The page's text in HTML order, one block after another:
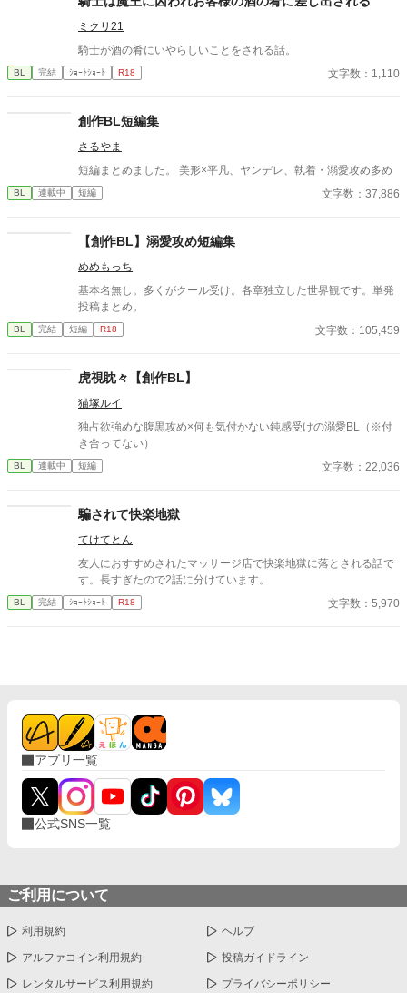
ミクリ21
騎士が酒の肴にいやらしいことをされる話。
BL 完結 ｼｮｰﾄｼｮｰﾄ R18 文字数：1,110
創作BL短編集
さるやま
短編まとめました。 美形×平凡、ヤンデレ、執着・溺愛攻め多め
BL 連載中 短編 文字数：37,886
【創作BL】溺愛攻め短編集
めめもっち
基本名無し。多くがクール受け。各章独立した世界観です。単発
投稿まとめ。
BL 完結 短編 R18 文字数：105,459
虎視眈々【創作BL】
猫塚ルイ
独占欲強めな腹黒攻め×何も気付かない鈍感受けの溺愛BL（※付
き合ってない）
BL 連載中 短編 文字数：22,036
騙されて快楽地獄
てけてとん
友人におすすめされたマッサージ店で快楽地獄に落とされる話で
す。長すぎたので2話に分けています。
BL 完結 ｼｮｰﾄｼｮｰﾄ R18 文字数：5,970
アプリ一覧
公式SNS一覧
ご利用について
利用規約 ヘルプ
アルファコイン利用規約 投稿ガイドライン
レンタルサービス利用規約 プライバシーポリシー